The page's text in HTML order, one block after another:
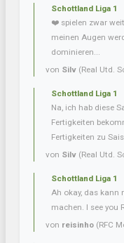
Schottland Liga 1
❤️ spielen zwar
meinen Augen
dominieren...
von Silv (Real Utd.
Schottland Liga 1
Na, ich hab diese
Fertigkeiten
Fertigkeiten zu
von Silv (Real Utd.
Schottland Liga 1
Ah okay, das kann
machen. I see you
von reisinho (RFC